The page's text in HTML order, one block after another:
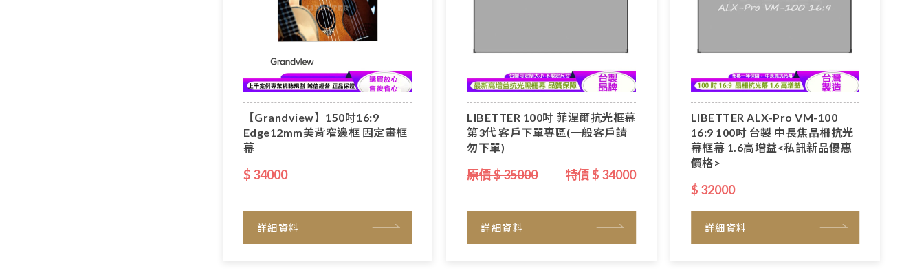
【Grandview】150吋16:9
Edge12mm美背窄邊框 固定畫框
幕
$ 34000
詳細資料
LIBETTER 100吋 菲涅爾抗光框幕
第3代 客戶下單專區(一般客戶請
勿下單)
原價 $ 35000 特價 $ 34000
詳細資料
LIBETTER ALX-Pro VM-100
16:9 100吋 台製 中長焦晶柵抗光
幕框幕 1.6高增益<私訊新品優惠
價格>
$ 32000
詳細資料